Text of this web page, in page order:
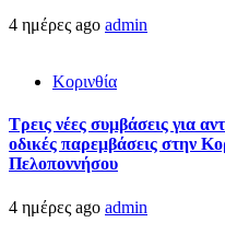
4 ημέρες ago admin
Κορινθία
Τρεις νέες συμβάσεις για
οδικές παρεμβάσεις στην
Πελοποννήσου
4 ημέρες ago admin